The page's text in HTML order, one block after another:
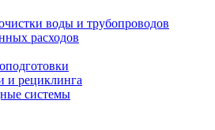
воды и трубопроводов
расходов
и рециклинга
системы